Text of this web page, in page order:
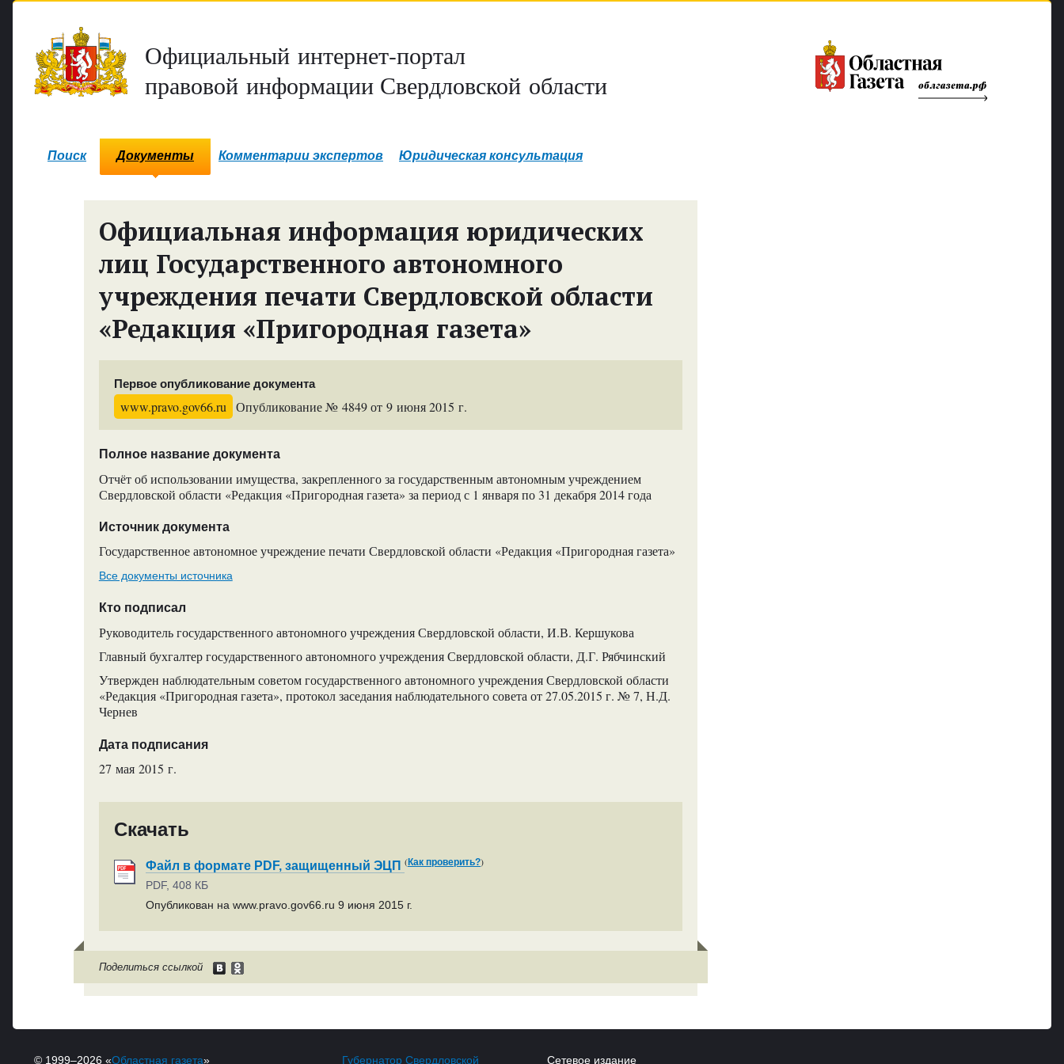
Официальный интернет-портал
правовой информации Свердловской области
Поиск Документы Комментарии экспертов Юридическая консультация
Официальная информация юридических
лиц Государственного автономного
учреждения печати Свердловской области
«Редакция «Пригородная газета»
Первое опубликование документа
www.pravo.gov66.ru Опубликование № 4849 от 9 июня 2015 г.
Полное название документа
Отчёт об использовании имущества, закрепленного за государственным автономным учреждением
Свердловской области «Редакция «Пригородная газета» за период с 1 января по 31 декабря 2014 года
Источник документа
Государственное автономное учреждение печати Свердловской области «Редакция «Пригородная газета»
Все документы источника
Кто подписал
Руководитель государственного автономного учреждения Свердловской области, И.В. Кершукова
Главный бухгалтер государственного автономного учреждения Свердловской области, Д.Г. Рябчинский
Утвержден наблюдательным советом государственного автономного учреждения Свердловской области
«Редакция «Пригородная газета», протокол заседания наблюдательного совета от 27.05.2015 г. № 7, Н.Д.
Чернев
Дата подписания
27 мая 2015 г.
Скачать
Файл в формате PDF, защищенный ЭЦП (Как проверить?)
PDF, 408 КБ
Опубликован на www.pravo.gov66.ru 9 июня 2015 г.
Поделиться ссылкой
© 1999–2026 «Областная газета» Губернатор Свердловской Сетевое издание